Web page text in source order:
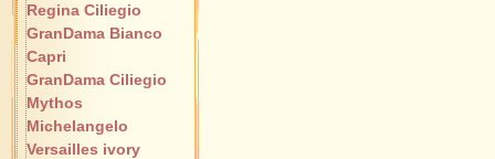
Regina Ciliegio
GranDama Bianco
Capri
GranDama Ciliegio
Mythos
Michelangelo
Versailles ivory